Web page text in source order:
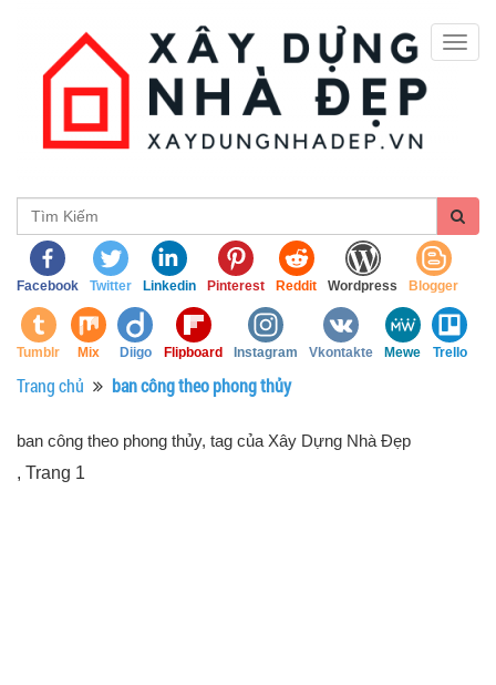
Facebook Twitter Linkedin Pinterest Reddit Wordpress Blogger
Tumblr Mix Diigo Flipboard Instagram Vkontakte Mewe Trello
Trang chủ ban công theo phong thủy
ban công theo phong thủy, tag của Xây Dựng Nhà Đẹp
, Trang 1